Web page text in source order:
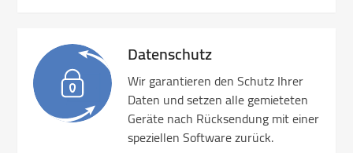
Datenschutz
Wir garantieren den Schutz Ihrer
Daten und setzen alle gemieteten
Geräte nach Rücksendung mit einer
speziellen Software zurück.